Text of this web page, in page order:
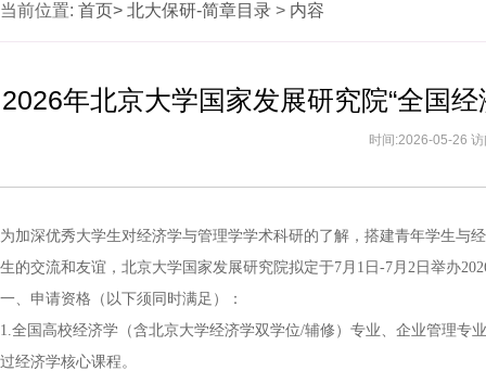
当前位置: 首页> 北大保研-简章目录 > 内容
2026年北京大学国家发展研究院“全国
时间:2026-05-26
为加深优秀大学生对经济学与管理学学术科研的了解，搭建青年学生与
生的交流和友谊，北京大学国家发展研究院拟定于7月1日-7月2日举办
一、申请资格（以下须同时满足）：
1.全国高校经济学（含北京大学经济学双学位/辅修）专业、企业管理专
过经济学核心课程。